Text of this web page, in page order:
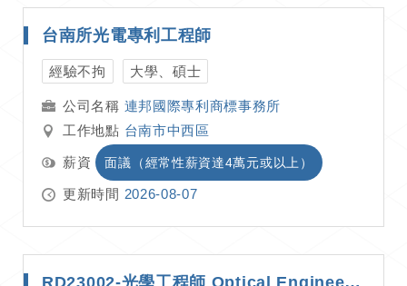
台南所光電專利工程師
經驗不拘 大學、碩士
連邦國際專利商標事務所
工作地點 台南市中西區
薪資 面議（經常性薪資達4萬元或以上）
更新時間 2026-08-07
RD23002-光學工程師 Optical Engineer｜應屆/研役可｜